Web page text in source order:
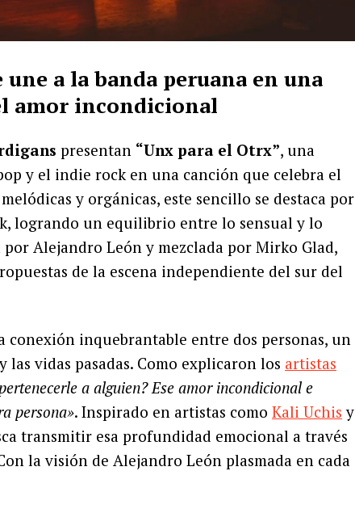
a la banda peruana en una
amor incondicional
presentan “Unx para el Otrx”, una
y el indie rock en una canción que celebra el
y orgánicas, este sencillo se destaca por
logrando un equilibrio entre lo sensual y lo
Alejandro León y mezclada por Mirko Glad,
de la escena independiente del sur del
conexión inquebrantable entre dos personas, un
vidas pasadas. Como explicaron los artistas
a alguien? Ese amor incondicional e
persona». Inspirado en artistas como Kali Uchis y
transmitir esa profundidad emocional a través
la visión de Alejandro León plasmada en cada